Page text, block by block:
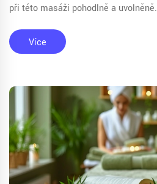
při této masáži pohodlně a uvolněně.
Více